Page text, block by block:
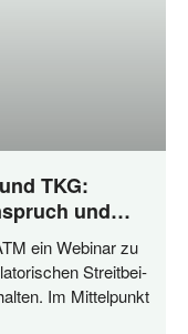
TKG:
und
ein Web­i­nar zu
Streit­bei­
Im Mit­tel­punkt